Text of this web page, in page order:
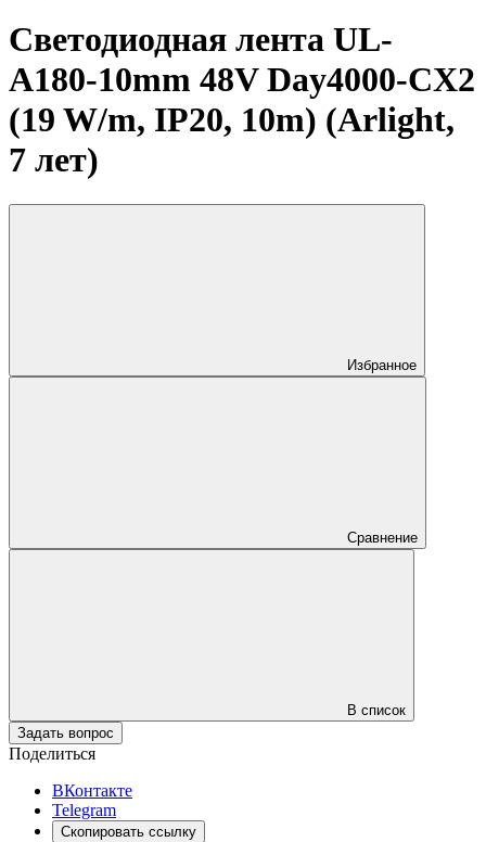
Светодиодная лента UL-
A180-10mm 48V Day4000-CX2
(19 W/m, IP20, 10m) (Arlight,
7 лет)
Избранное
Сравнение
В список
Задать вопрос
Поделиться
ВКонтакте
Telegram
Скопировать ссылку